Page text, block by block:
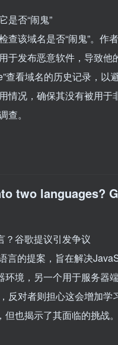
是否“闹鬼”
查该域名是否“闹鬼”。
于发布恶意软件，导致
查看域名的历史记录，
情况，确保其没有被用
。
two languages?
？谷歌提议引发争议
言的提案，旨在解决
境，另一个用于服务器
反对者则担心这会增加
也揭示了其面临的挑战。